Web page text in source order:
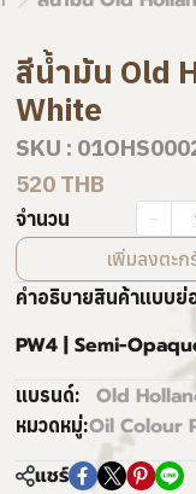
สีน้ำมัน Old
White
SKU :
520 THB
จำนวน
เพิ่มลงตะก
คำอธิบายสินค้าแบบย่
PW4 | Semi-
แบรนด์: Old
หมวดหมู่:Oil Colour
แชร์